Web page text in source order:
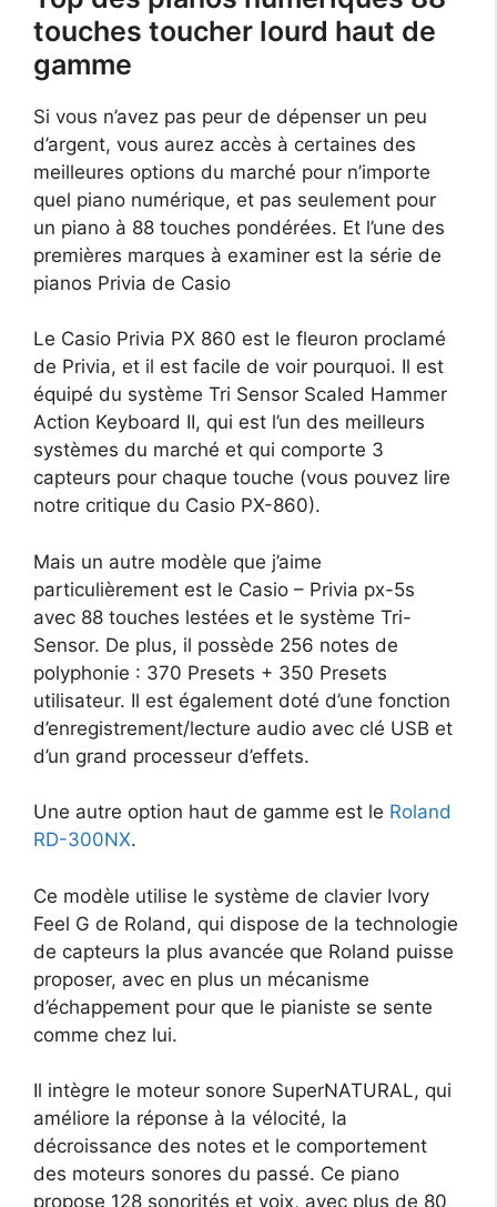
touches toucher lourd haut de
gamme
Si vous n’avez pas peur de dépenser un peu
d’argent, vous aurez accès à certaines des
meilleures options du marché pour n’importe
quel piano numérique, et pas seulement pour
un piano à 88 touches pondérées. Et l’une des
premières marques à examiner est la série de
pianos Privia de Casio
Le Casio Privia PX 860 est le fleuron proclamé
de Privia, et il est facile de voir pourquoi. Il est
équipé du système Tri Sensor Scaled Hammer
Action Keyboard II, qui est l’un des meilleurs
systèmes du marché et qui comporte 3
capteurs pour chaque touche (vous pouvez lire
notre critique du Casio PX-860).
Mais un autre modèle que j’aime
particulièrement est le Casio – Privia px-5s
avec 88 touches lestées et le système Tri-
Sensor. De plus, il possède 256 notes de
polyphonie : 370 Presets + 350 Presets
utilisateur. Il est également doté d’une fonction
d’enregistrement/lecture audio avec clé USB et
d’un grand processeur d’effets.
Une autre option haut de gamme est le Roland
RD-300NX.
Ce modèle utilise le système de clavier Ivory
Feel G de Roland, qui dispose de la technologie
de capteurs la plus avancée que Roland puisse
proposer, avec en plus un mécanisme
d’échappement pour que le pianiste se sente
comme chez lui.
Il intègre le moteur sonore SuperNATURAL, qui
améliore la réponse à la vélocité, la
décroissance des notes et le comportement
des moteurs sonores du passé. Ce piano
propose 128 sonorités et voix, avec plus de 80